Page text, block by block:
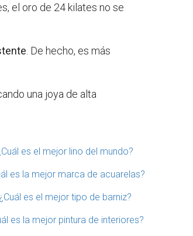
el oro de 24 kilates no se
. De hecho, es más
una joya de alta
es el mejor lino del mundo?
es la mejor marca de acuarelas?
¿Cuál es el mejor tipo de barniz?
es la mejor pintura de interiores?